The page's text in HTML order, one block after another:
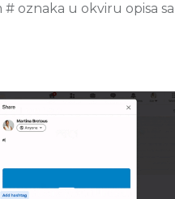
# oznaka u okviru opisa